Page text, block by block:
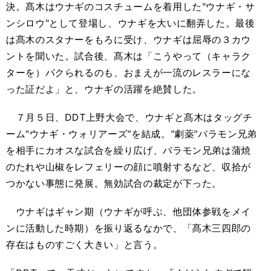
決。髙木はウナギのコスチュームを着用した"ウナギ・サ
ンシロウ"として登場し、ウナギを大いに翻弄した。最後
は髙木のスタナーをもろに受け、ウナギは屈辱の３カウ
ントを聞いた。試合後、髙木は「こうやって（キャラク
ターを）パクられるのも、おまえが一流のレスラーにな
った証だよ」と、ウナギの活躍を絶賛した。
７月５日、DDT上野大会で、ウナギと髙木はタッグチ
ーム"ウナギ・ウォリアーズ"を結成。"劇薬"バラモン兄弟
を相手にカオスな試合を繰り広げ、バラモン兄弟は蒲焼
のたれや山椒をレフェリーの顔に噴射するなど、収拾が
つかない事態に発展。無効試合の裁定が下った。
ウナギはギャン期（ウナギが呼ぶ、他団体参戦をメイ
ンに活動した時期）を振り返るなかで、「髙木三四郎の
存在はものすごく大きい」と言う。